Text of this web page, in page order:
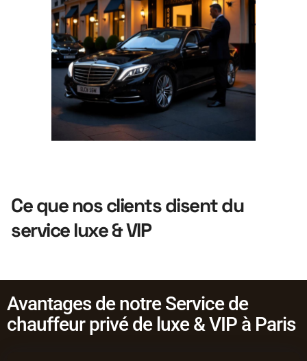
Ce que nos clients disent du
service luxe & VIP
Avantages de notre Service de
chauffeur privé de luxe & VIP à Paris